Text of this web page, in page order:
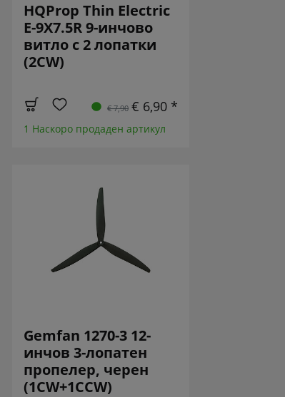
HQProp Thin Electric
E-9X7.5R 9-инчово
витло с 2 лопатки
(2CW)
€ 7,90 € 6,90 *
1 Наскоро продаден артикул
Gemfan 1270-3 12-
инчов 3-лопатен
пропелер, черен
(1CW+1CCW)